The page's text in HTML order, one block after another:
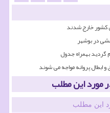
در بوشهر
گردید بهمراه جدول
ابطال پروانه مواجه می شوند
مورد این مطلب
این مطلب